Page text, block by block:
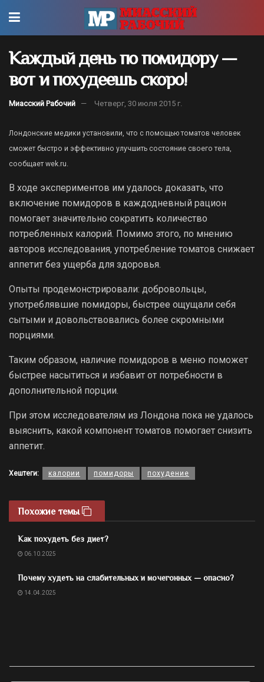
Каждый день по помидору —
вот и похудеешь скоро!
Миасский Рабочий Четверг, 30 июля 2015 г.
Лондонские медики установили, что с помощью томатов человек
сможет быстро и эффективно улучшить состояние своего тела,
сообщает wek.ru.
В ходе экспериментов им удалось доказать, что
включение помидоров в каждодневный рацион
помогает значительно сократить количество
потребленных калорий. Помимо этого, по мнению
авторов исследования, употребление томатов снижает
аппетит без ущерба для здоровья.
Опыты продемонстрировали: добровольцы,
употреблявшие помидоры, быстрее ощущали себя
сытыми и довольствовались более скромными
порциями.
Таким образом, наличие помидоров в меню поможет
быстрее насытиться и избавит от потребности в
дополнительной порции.
При этом исследователям из Лондона пока не удалось
выяснить, какой компонент томатов помогает снизить
аппетит.
Хештеги: калории помидоры похудение
Похожие темы
Как похудеть без диет?
06.10.2025
Почему худеть на слабительных и мочегонных — опасно?
14.04.2025